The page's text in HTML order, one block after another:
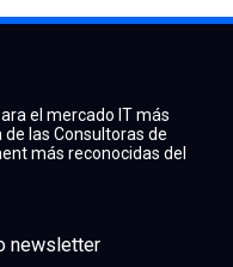
el mercado IT más
las Consultoras de
más reconocidas del
newsletter
instagram
spotify